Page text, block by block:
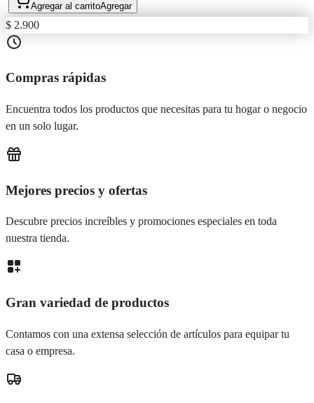
Agregar al carritoAgregar
$ 2.900
Compras rápidas
Encuentra todos los productos que necesitas para tu hogar o negocio
en un solo lugar.
Mejores precios y ofertas
Descubre precios increíbles y promociones especiales en toda
nuestra tienda.
Gran variedad de productos
Contamos con una extensa selección de artículos para equipar tu
casa o empresa.